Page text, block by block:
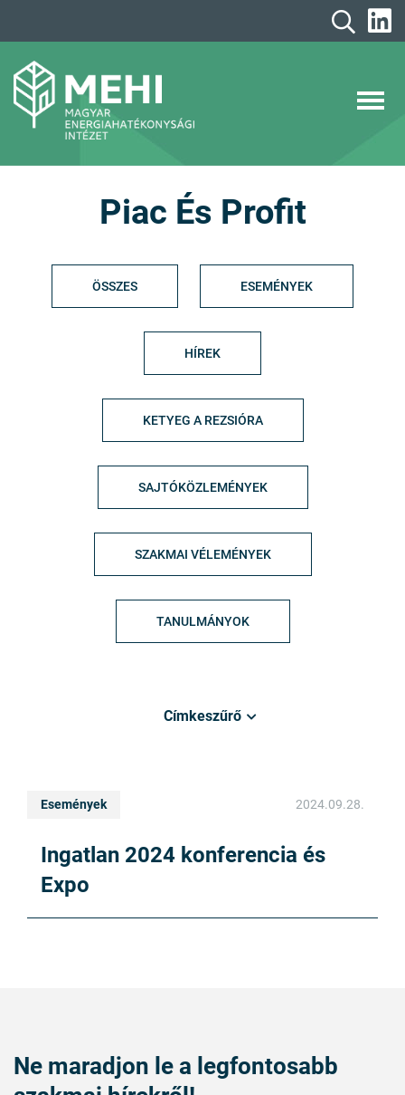
Piac És Profit
ÖSSZES ESEMÉNYEK
HÍREK
KETYEG A REZSIÓRA
SAJTÓKÖZLEMÉNYEK
SZAKMAI VÉLEMÉNYEK
TANULMÁNYOK
Címkeszűrő
Események 2024.09.28.
Ingatlan 2024 konferencia és
Expo
Ne maradjon le a legfontosabb